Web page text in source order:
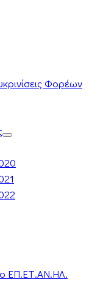
Φορέων
ΕΠ.ΕΤ.ΑΝ.ΗΛ.